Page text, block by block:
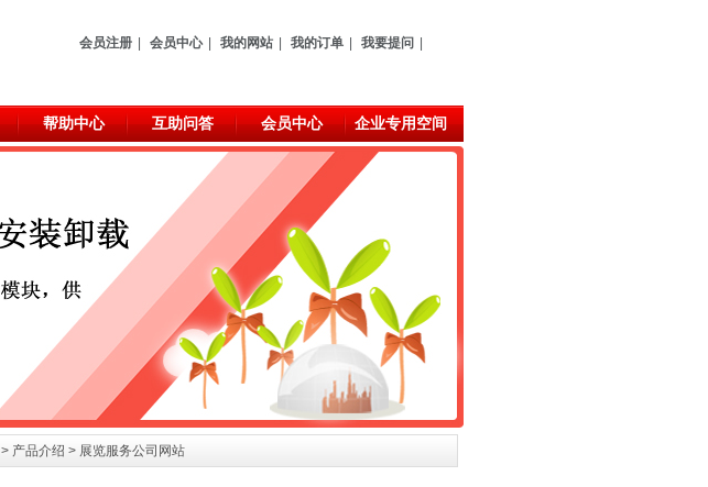
会员注册 会员中心 我的网站 我的订单 我要提问
帮助中心 互助问答 会员中心 企业专用空间
> 产品介绍 > 展览服务公司网站